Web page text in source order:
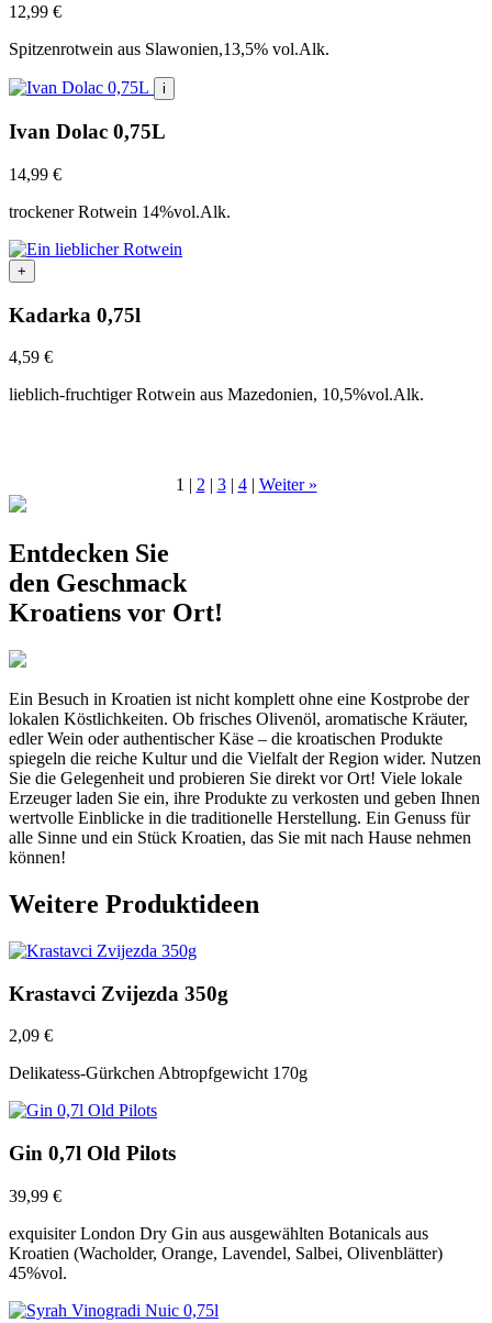
12,99 €
Spitzenrotwein aus Slawonien,13,5% vol.Alk.
i
Ivan Dolac 0,75L
14,99 €
trockener Rotwein 14%vol.Alk.
+
Kadarka 0,75l
4,59 €
lieblich-fruchtiger Rotwein aus Mazedonien, 10,5%vol.Alk.
1 | 2 | 3| 4| Weiter »
Entdecken Sie
den Geschmack
Kroatiens vor Ort!
Ein Besuch in Kroatien ist nicht komplett ohne eine Kostprobe der
lokalen Köstlichkeiten. Ob frisches Olivenöl, aromatische Kräuter,
edler Wein oder authentischer Käse – die kroatischen Produkte
spiegeln die reiche Kultur und die Vielfalt der Region wider. Nutzen
Sie die Gelegenheit und probieren Sie direkt vor Ort! Viele lokale
Erzeuger laden Sie ein, ihre Produkte zu verkosten und geben Ihnen
wertvolle Einblicke in die traditionelle Herstellung. Ein Genuss für
alle Sinne und ein Stück Kroatien, das Sie mit nach Hause nehmen
können!
Weitere Produktideen
Krastavci Zvijezda 350g
2,09 €
Delikatess-Gürkchen Abtropfgewicht 170g
Gin 0,7l Old Pilots
39,99 €
exquisiter London Dry Gin aus ausgewählten Botanicals aus
Kroatien (Wacholder, Orange, Lavendel, Salbei, Olivenblätter)
45%vol.